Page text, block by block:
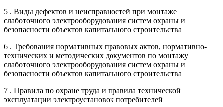
5 . Виды дефектов и неисправностей при монтаже
слаботочного электрооборудования систем охраны и
безопасности объектов капитального строительства
6 . Требования нормативных правовых актов, нормативно-
технических и методических документов по монтажу
слаботочного электрооборудования систем охраны и
безопасности объектов капитального строительства
7 . Правила по охране труда и правила технической
эксплуатации электроустановок потребителей